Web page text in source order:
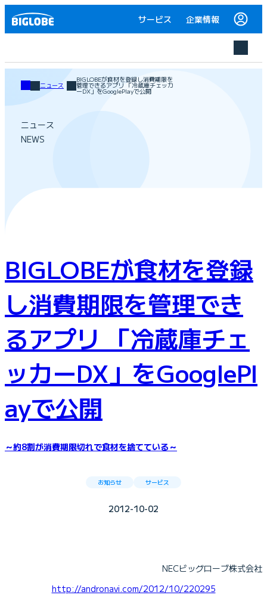
サービス 企業情報
ニュース
BIGLOBEが食材を登録し消費期限を
管理できるアプリ 「冷蔵庫チェッカ
ーDX」をGooglePlayで公開
ニュース
NEWS
BIGLOBEが食材を登録
し消費期限を管理でき
るアプリ 「冷蔵庫チェ
ッカーDX」をGooglePl
ayで公開
～約8割が消費期限切れで食材を捨てている～
お知らせ サービス
2012-10-02
NECビッグローブ株式会社
http://andronavi.com/2012/10/220295